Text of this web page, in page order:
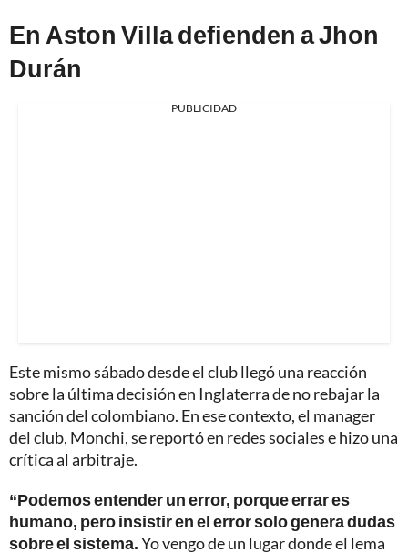
En Aston Villa defienden a Jhon
Durán
PUBLICIDAD
Este mismo sábado desde el club llegó una reacción
sobre la última decisión en Inglaterra de no rebajar la
sanción del colombiano. En ese contexto, el manager
del club, Monchi, se reportó en redes sociales e hizo una
crítica al arbitraje.
“Podemos entender un error, porque errar es
humano, pero insistir en el error solo genera dudas
sobre el sistema.Yo vengo de un lugar donde el lema